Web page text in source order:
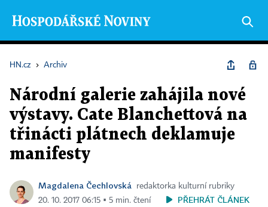
HN.cz › Archiv
Národní galerie zahájila nové
výstavy. Cate Blanchettová na
třinácti plátnech deklamuje
manifesty
Magdalena Čechlovská
redaktorka kulturní rubriky
20. 10. 2017 06:15 ▪ 5 min. čtení
PŘEHRÁT ČLÁNEK